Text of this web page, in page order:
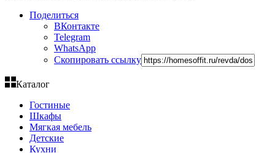
Поделиться
ВКонтакте
Telegram
WhatsApp
Скопировать ссылку
Каталог
Гостиные
Шкафы
Мягкая мебель
Детские
Кухни